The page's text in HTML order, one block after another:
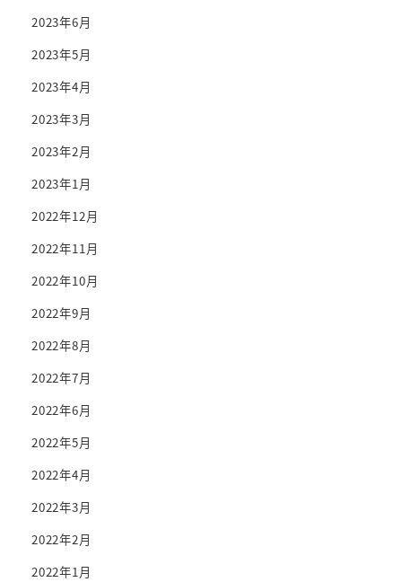
2023年6月
2023年5月
2023年4月
2023年3月
2023年2月
2023年1月
2022年12月
2022年11月
2022年10月
2022年9月
2022年8月
2022年7月
2022年6月
2022年5月
2022年4月
2022年3月
2022年2月
2022年1月